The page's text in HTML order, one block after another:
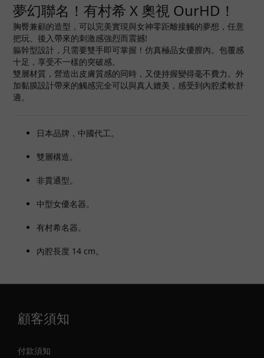
夢幻聯名！有村希 X 奧視 OurHD！
胸臀兼顧的造型，可以完美實現與女神零距離接觸的夢想，任意
把玩、後入帶來的刺激感強烈而震撼!
軀幹型設計，只需要雙手即可掌握！仿真極品女優膣內。包覆感
十足，享受不一樣的突破感。
雙層材質，營造出皮膚質感的同時，又使持握變得毫不費力。外
加黏膜設計帶來的觸感完全可以與真人媲美，感受到內腔柔軟舒
適。
日本品牌，中國代工。
雙層構造。
非貫通型。
中型女優名器。
有村希名器。
內腔長度 14 cm。
顧客須知
付款須知